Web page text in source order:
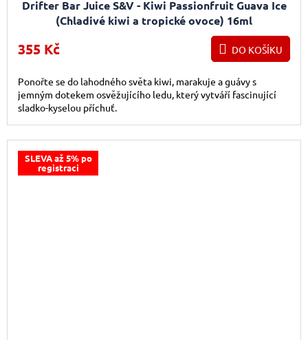
Drifter Bar Juice S&V - Kiwi Passionfruit Guava Ice
(Chladivé kiwi a tropické ovoce) 16ml
355 Kč DO KOŠÍKU
Ponořte se do lahodného světa kiwi, marakuje a guávy s
jemným dotekem osvěžujícího ledu, který vytváří fascinující
sladko-kyselou příchuť.
SLEVA až 5% po
registraci